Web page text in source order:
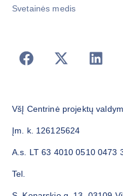
Svetainės medis
VšĮ Centrinė projektų
Įm. k. 126125624
A.s. LT 63 4010 0510 0473
Tel.